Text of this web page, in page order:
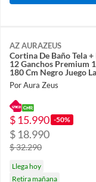
AZ AURAZEUS
Cortina De Baño Tela
12 Ganchos Premium
180 Cm Negro Juego
Por Aura Zeus
$ 15.990 -50%
$ 18.990
$ 32.290
Llega hoy
Retira mañana